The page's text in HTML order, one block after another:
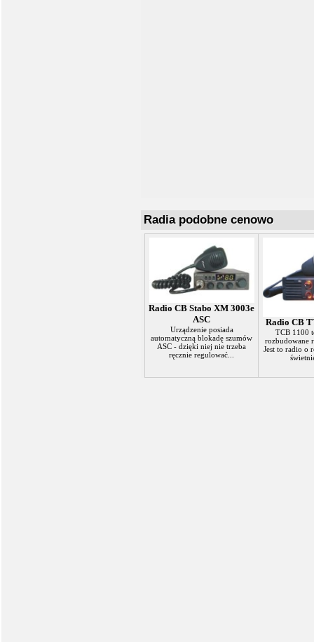
Radia podobne cenowo
Radio CB Stabo XM 3003e
ASC
Urządzenie posiada
automatyczną blokadę szumów
ASC - dzięki niej nie trzeba
ręcznie regulować...
Radio CB
TCB 1100
rozbudowane
Jest to radio o